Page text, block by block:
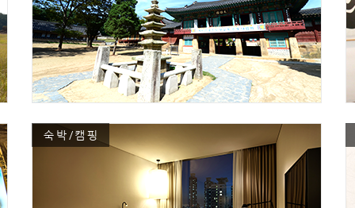
숙박/캠핑